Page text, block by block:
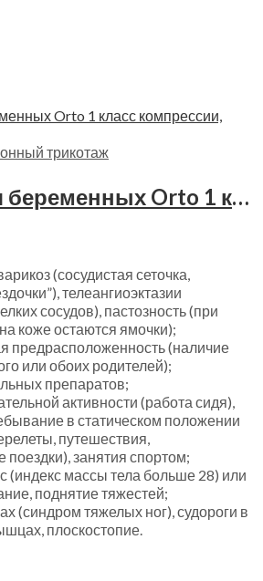
трикотаж
Колготки для беременных Orto 1 класс компрессии, 4113
(сосудистая сеточка,
телеангиоэктазии
сосудов), пастозность (при
коже остаются ямочки);
предрасположенность (наличие
или обоих родителей);
препаратов;
активности (работа сидя),
в статическом положении
путешествия,
занятия спортом;
(индекс массы тела больше 28) или
поднятие тяжестей;
(синдром тяжелых ног), судороги в
плоскостопие.